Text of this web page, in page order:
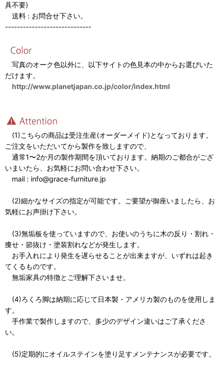
具不要)
送料 : お問合せ下さい。
-----------------------------
写真のオーク色以外に、以下サイトの色見本の中からお選びいた
だけます。
http://www.planetjapan.co.jp/color/index.html
(1)こちらの商品は受注生産(オーダーメイド)となっております。
ご注文をいただいてから製作を致しますので、
通常1〜2か月の製作期間を頂いております。納期のご都合がござ
いまいたら、お気軽にお問い合わせ下さい。
mail : info@grace-furniture.jp
(2)細かなサイズの指定が可能です。ご要望が御座いましたら、お
気軽にお声掛け下さい。
(3)無垢板を使っていますので、お使いのうちに木の反り・割れ・
痩せ・節抜け・塗装割れなどが発生します。
お手入れにより発生を遅らせることが出来ますが、いずれは起き
てくるものです。
無垢家具の特徴とご理解下さいませ。
(4)ろくろ脚は納期に応じて日本製・アメリカ製のものを使用しま
す。
手作業で製作しますので、多少のデザイン違いはご了承くださ
い。
(5)定期的にオイルステインを塗り足すメンテナンスが必要です。